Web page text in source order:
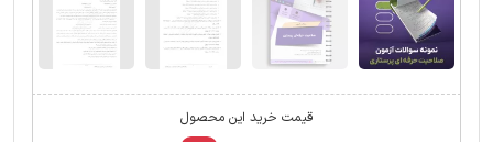
قیمت خرید این محصول